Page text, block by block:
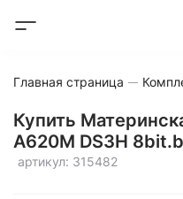
Главная страница
Купить
A620M DS3H
артикул: 315482